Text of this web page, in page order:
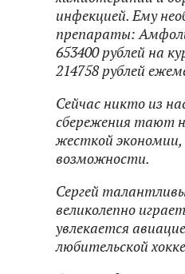
инфекцией. Ему
препараты:
653400 рублей на
214758 рублей
Сейчас никто из
сбережения тают
жесткой
возможности.
Сергей
великолепно
увлекается
любительской